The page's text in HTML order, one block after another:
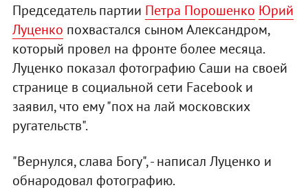
Председатель партии Петра Порошенко Юрий
Луценко похвастался сыном Александром,
который провел на фронте более месяца.
Луценко показал фотографию Саши на своей
странице в социальной сети Facebook и
заявил, что ему "пох на лай московских
ругательств".
"Вернулся, слава Богу", - написал Луценко и
обнародовал фотографию.